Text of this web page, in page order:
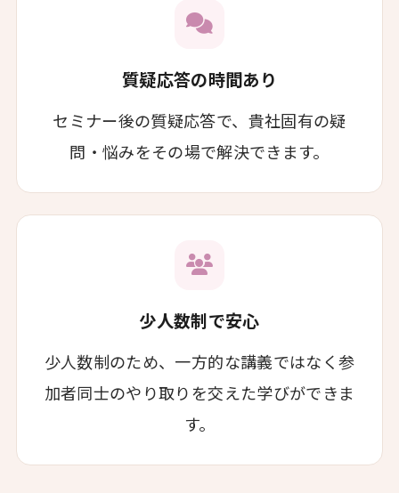
質疑応答の時間あり
セミナー後の質疑応答で、貴社固有の疑
問・悩みをその場で解決できます。
少人数制で安心
少人数制のため、一方的な講義ではなく参
加者同士のやり取りを交えた学びができま
す。